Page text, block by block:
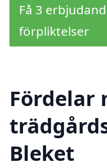
Få 3
förpliktelser
Fördelar
Bleket